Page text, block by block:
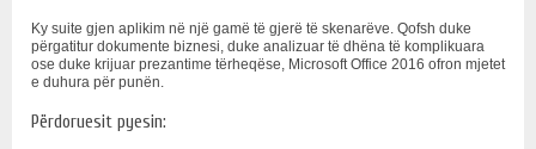
Ky suite gjen aplikim në një gamë të gjerë të skenarëve. Qofsh duke
përgatitur dokumente biznesi, duke analizuar të dhëna të komplikuara
ose duke krijuar prezantime tërheqëse, Microsoft Office 2016 ofron mjetet
e duhura për punën.
Përdoruesit pyesin: